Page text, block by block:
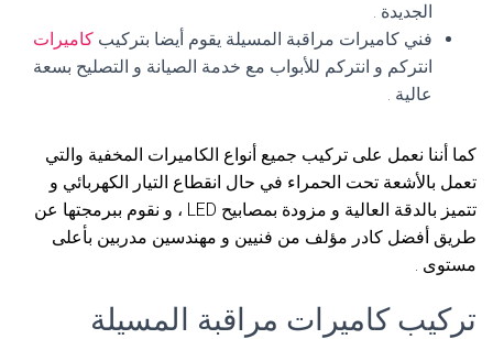
الجديدة .
فني كاميرات مراقبة المسيلة يقوم أيضا بتركيب كاميرات
انتركم و انتركم للأبواب مع خدمة الصيانة و التصليح بسعة
عالية .
كما أننا نعمل على تركيب جميع أنواع الكاميرات المخفية والتي
تعمل بالأشعة تحت الحمراء في حال انقطاع التيار الكهربائي و
تتميز بالدقة العالية و مزودة بمصابيح LED ، و نقوم ببرمجتها عن
طريق أفضل كادر مؤلف من فنيين و مهندسين مدربين بأعلى
مستوى .
تركيب كاميرات مراقبة المسيلة